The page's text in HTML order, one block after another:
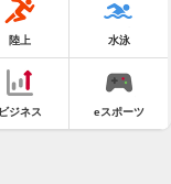
陸上 水泳
ビジネス eスポーツ